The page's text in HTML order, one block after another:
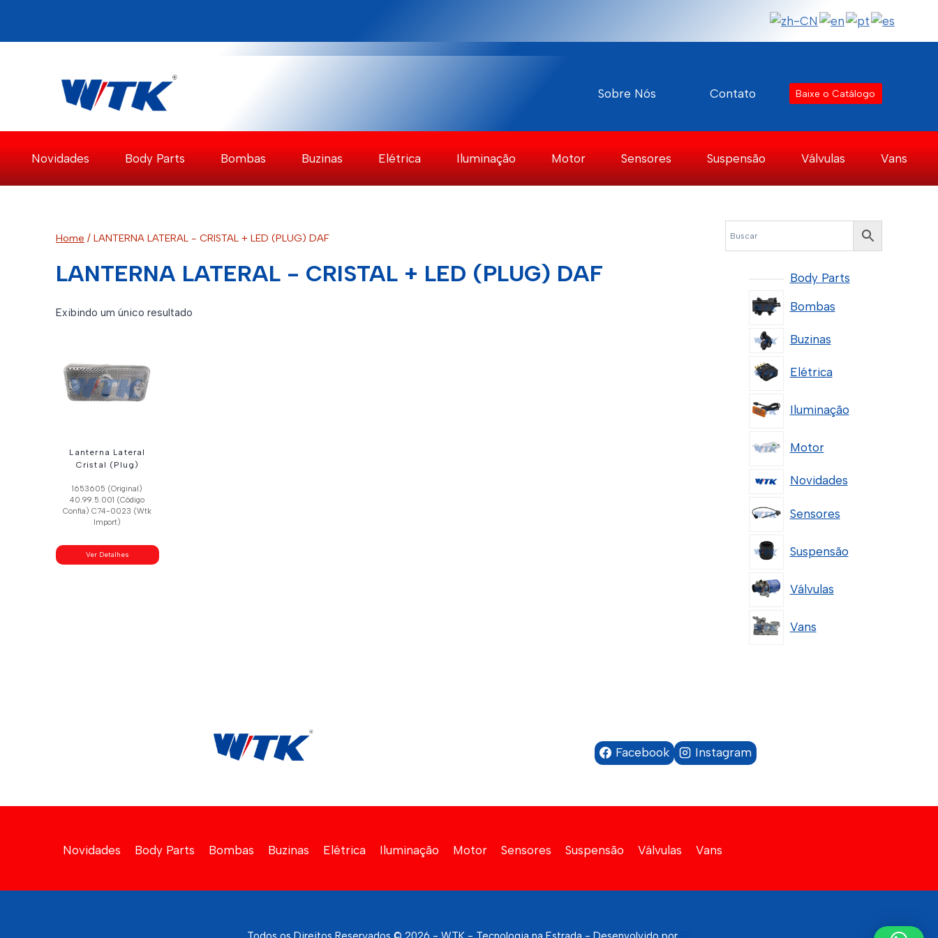
o
Sobre Nós Contato Baixe o Catálogo
Novidades Body Parts Bombas Buzinas Elétrica Iluminação Motor Sensores Suspensão Válvulas Vans
Home / LANTERNA LATERAL - CRISTAL + LED (PLUG) DAF
LANTERNA LATERAL - CRISTAL + LED (PLUG) DAF
Exibindo um único resultado
Lanterna Lateral
Cristal (Plug)
1653605 (Original)
40.99.5.001 (Código
Confia) C74-0023 (Wtk
Import)
Ver Detalhes
Body Parts
Bombas
Buzinas
Elétrica
Iluminação
Motor
Novidades
Sensores
Suspensão
Válvulas
Vans
Facebook Instagram
Novidades Body Parts Bombas Buzinas Elétrica Iluminação Motor Sensores Suspensão Válvulas Vans